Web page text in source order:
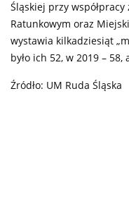
Śląskiej przy
Ratunkowym oraz
wystawia kilkadziesiąt
było ich 52, w 2019 –
Źródło: UM Ruda Śląska